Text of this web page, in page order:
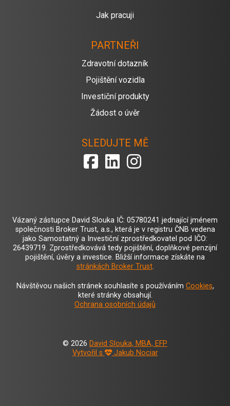
Jak pracuji
PARTNEŘI
Zdravotní dotazník
Pojištění vozidla
Investiční produkty
Žádost o úvěr
SLEDUJTE MĚ
Vázaný zástupce David Slouka IČ: 05780241 jednající jménem
společnosti Broker Trust, a.s., která je v registru ČNB vedena
jako Samostatný a Investiční zprostředkovatel pod IČO:
26439719. Zprostředkovává tedy pojištění, doplňkové penzijní
pojištění, úvěry a investice. Bližší informace získáte na
stránkách Broker Trust.
Návštěvou našich stránek souhlasíte s používáním Cookies,
které stránky obsahují.
Ochrana osobních údajů
© 2026 David Slouka, MBA, EFP
Vytvořil s
Jakub Nociar